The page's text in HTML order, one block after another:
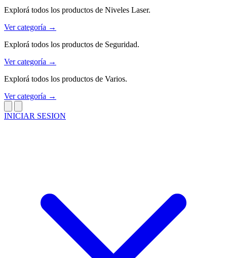
Explorá todos los productos de Niveles Laser.
Ver categoría →
Explorá todos los productos de Seguridad.
Ver categoría →
Explorá todos los productos de Varios.
Ver categoría →
INICIAR SESION